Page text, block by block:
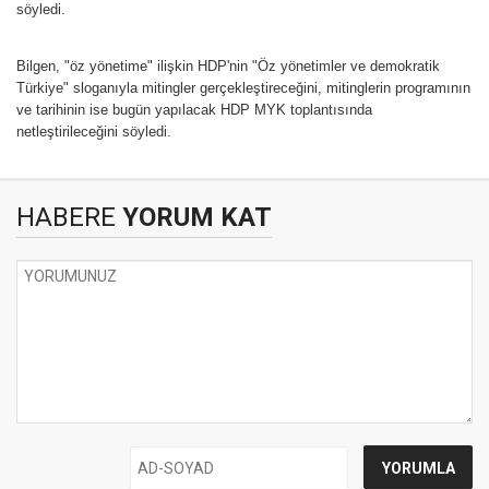
söyledi.
Bilgen, "öz yönetime" ilişkin HDP'nin "Öz yönetimler ve demokratik
Türkiye" sloganıyla mitingler gerçekleştireceğini, mitinglerin programının
ve tarihinin ise bugün yapılacak HDP MYK toplantısında
netleştirileceğini söyledi.
HABERE YORUM KAT